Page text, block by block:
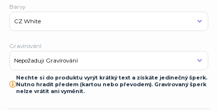
Barvy
Gravírování
Nechte si do produktu vyrýt krátký text a získáte jedinečný šperk.
Nutno hradit předem (kartou nebo převodem). Gravírovaný šperk
nelze vrátit ani vyměnit.